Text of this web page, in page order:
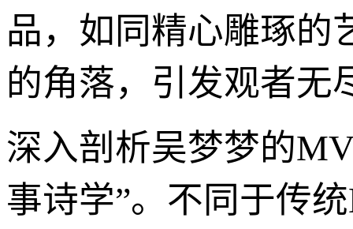
品，如同精心雕琢的
的角落，引发观者无
深入剖析吴梦梦的
事诗学”。不同于传